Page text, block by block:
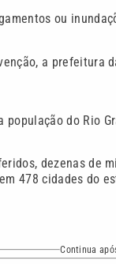
ou
a
do Rio
dezenas de
478 cidades do
Continua